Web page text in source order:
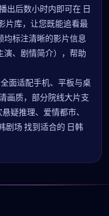
出后数小时内即可在 日
片库，让您既能追看最
均标注清晰的影片信息
演、剧情简介），帮助
面适配手机、平板与桌
画质，部分院线大片支
疑推理、爱情都市、
剧场 找到适合的 日韩